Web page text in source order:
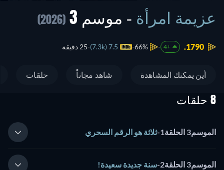
عزيمة امرأة - موسم 3 (2026)
1790.
+4
66%
7.5 (7.3k) 25 دقيقة
أين يمكنك المشاهدة شاهد مجاناً حلقات
8 حلقات
الموسم3 الحلقة1 -ثلاثة هو الرقم السحري
الموسم3 الحلقة2 -سنة جديدة سعيدة!